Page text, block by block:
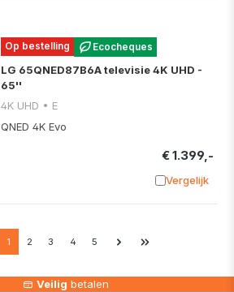
Op bestelling Ecocheques
LG 65QNED87B6A televisie 4K UHD -
65''
4K UHD • E
QNED 4K Evo
€ 1.399,-
Vergelijk
1 2 3 4 5
Veiligbetalen